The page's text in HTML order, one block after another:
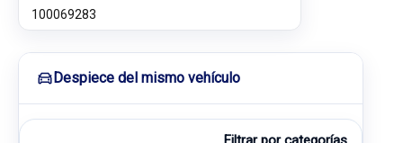
100069283
Despiece del mismo vehículo